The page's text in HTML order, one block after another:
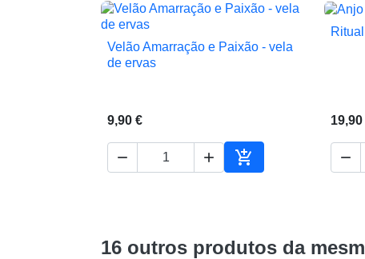
 Vista rápida
Velão Amarração e Paixão - vela
de ervas
9,90 €
  
Adicionar ao carrinho
19,90

16 outros produtos da